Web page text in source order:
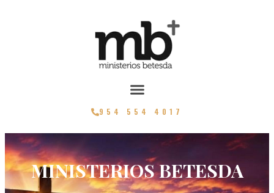
954 554 4017
MINISTERIOS BETESDA